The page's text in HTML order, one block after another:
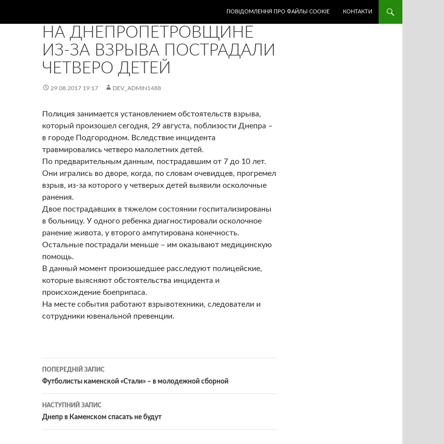
ПОВІДОМЛЕННЯ ПРО ФАЙЛЫ COOKIE КОНТАКТИ
НА ДНЕПРОПЕТРОВЩИНЕ
ИЗ-ЗА ВЗРЫВА ПОСТРАДАЛИ
ЧЕТВЕРО ДЕТЕЙ
29.08.2017 19:17 DEV_ADMIN1488
Полиция занимается установлением обстоятельств взрыва,
который произошел сегодня, 29 августа, поблизости Днепра –
в городе Подгородном. Вследствие инцидента
травмировались четверо малолетних детей.
По предварительным данным, пострадавшим от 7 до 10 лет.
Они игрались во дворе, когда, по словам очевидцев, прогремел
взрыв, из-за которого у четверых детей выявили осколочные
ранения.
Двое пострадавших в тяжелом состоянии госпитализированы
в больницу. У одного ребенка диагностировали осколочное
ранение живота, у второго ампутирована конечность.
Остальные пострадали меньше – им оказывают медицинскую
помощь.
В данный момент произошедшее расследуют полицейские,
которые выясняют обстоятельства инцидента и
происхождение боеприпаса.
На месте события работают взрывотехники, следователи и
сотрудники ювенальной превенции.
Навігація
по
записам
ПОПЕРЕДНІЙ ЗАПИС
Футболисты каменской «Стали» – в молодежной сборной
НАСТУПНИЙ ЗАПИС
Днепр в Каменском спасать не будут